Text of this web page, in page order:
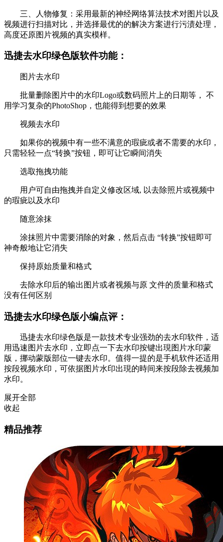
三、人物修复：采用最新的神经网络算法技术对图片以及
视频进行扫描对比，并选择最优的的解决方案进行污渍处理，
高度还原图片视频的真实模样。
迅捷去水印绿色版软件功能：
图片去水印
批量删除图片中的水印Logo或数码照片上的日期等， 不
用学习复杂的PhotoShop，也能得到想要的效果
视频去水印
如果你的视频中有一些不满意的瑕疵或者不需要的水印，
只需轻轻一点“转换”按钮，即可让它瞬间消失
选取拖拽功能
用户可自由拖拽并自定义修改区域, 以去除照片或视频中
的瑕疵以及水印
随意涂抹
涂抹照片中需要消除的对象，然后点击 “转换”按钮即可
神奇般地让它消失
保持原始质量和格式
去除水印后的输出图片或者视频与原 文件的质量和格式
没有任何区别
迅捷去水印绿色版小编点评：
迅捷去水印绿色版是一款技术专业强劲的去水印软件，适
用迅速图片去水印，立即点一下去水印按键出現图片水印蒙
版，挪动蒙版部位一键去水印。值得一提的是手机软件还适用
按段视频水印，可依据图片水印出現的時间来按段除去视频加
水印。
展开全部
收起
精品推荐